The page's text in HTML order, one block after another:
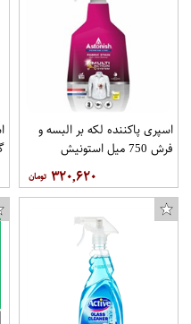
اسپری پاکننده لکه بر البسه و
فرش 750 میل استونیش
۳۲۰,۶۲۰